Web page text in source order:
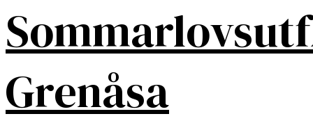
Grenåsa